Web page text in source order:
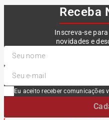
Receba
Inscreva-se
novidades e
Eu aceito receber comunicações